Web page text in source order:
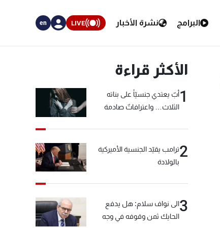
البرامج نشرة الأخبار LIVE
en
الأكثر قراءة
1أبٌ يعتدي جنسيّاً على بناته
الثلاث… واعترافاتٌ صادمة
2ترامب يقيّد الجنسية الأميركية
بالولادة
3الى نواف سلام: هل يدفع
الحايك ثمن وقوفه في وجه